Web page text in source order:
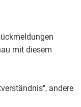
mit diesem
andere